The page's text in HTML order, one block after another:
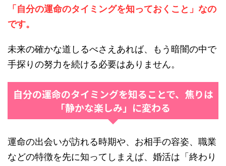
「自分の運命のタイミングを知っておくこと」なの
です。
未来の確かな道しるべさえあれば、もう暗闇の中で
手探りの努力を続ける必要はありません。
自分の運命のタイミングを知ることで、焦りは
「静かな楽しみ」に変わる
運命の出会いが訪れる時期や、お相手の容姿、職業
などの特徴を先に知ってしまえば、婚活は「終わり